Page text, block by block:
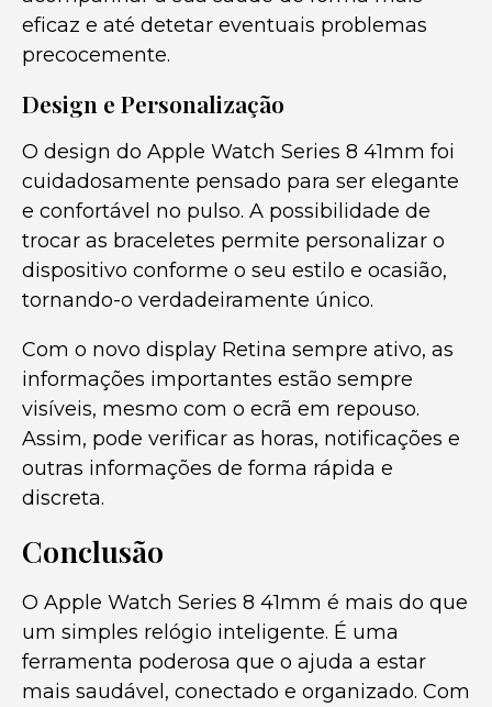
eficaz e até detetar eventuais problemas
precocemente.
Design e Personalização
O design do Apple Watch Series 8 41mm foi
cuidadosamente pensado para ser elegante
e confortável no pulso. A possibilidade de
trocar as braceletes permite personalizar o
dispositivo conforme o seu estilo e ocasião,
tornando-o verdadeiramente único.
Com o novo display Retina sempre ativo, as
informações importantes estão sempre
visíveis, mesmo com o ecrã em repouso.
Assim, pode verificar as horas, notificações e
outras informações de forma rápida e
discreta.
Conclusão
O Apple Watch Series 8 41mm é mais do que
um simples relógio inteligente. É uma
ferramenta poderosa que o ajuda a estar
mais saudável, conectado e organizado. Com